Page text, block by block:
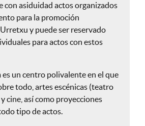
con asiduidad actos organizados
para la promoción
y puede ser reservado
para actos con estos
es un centro polivalente en el que
todo, artes escénicas (teatro
cine, así como proyecciones
tipo de actos.